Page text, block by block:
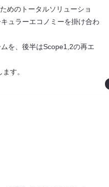
めのトータルソリューショ
ュラーエコノミーを掛け合わ
を、後半はScope1,2の再エ
す。